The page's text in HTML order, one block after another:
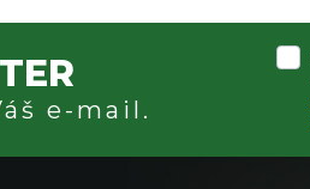
e-mail.